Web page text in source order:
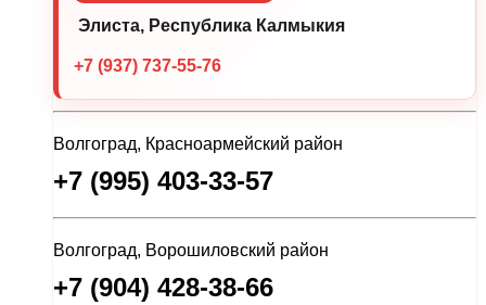
Элиста, Республика Калмыкия
+7 (937) 737-55-76
Волгоград, Красноармейский район
+7 (995) 403-33-57
Волгоград, Ворошиловский район
+7 (904) 428-38-66